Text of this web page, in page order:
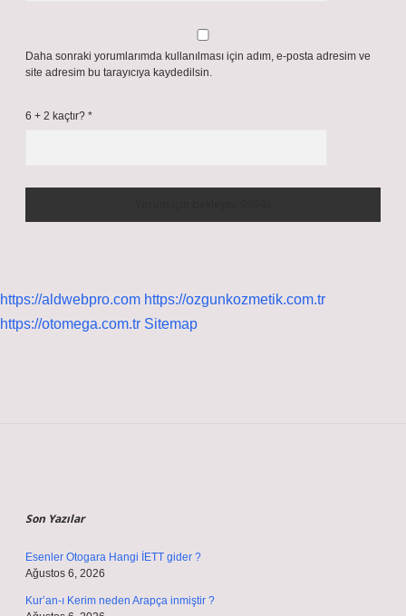
Daha sonraki yorumlarımda kullanılması için adım, e-posta adresim ve
site adresim bu tarayıcıya kaydedilsin.
6 + 2 kaçtır? *
https://aldwebpro.com https://ozgunkozmetik.com.tr
https://otomega.com.tr Sitemap
Son Yazılar
Esenler Otogara Hangi İETT gider ?
Ağustos 6, 2026
Kur’an-ı Kerim neden Arapça inmiştir ?